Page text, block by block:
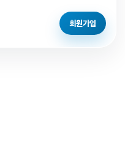
회원가입